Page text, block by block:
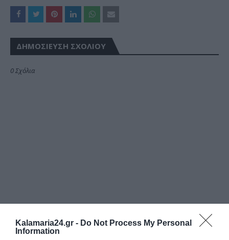
Kalamaria24.gr - Do Not Process My Personal
Information
ΔΗΜΟΣΊΕΥΣΗ ΣΧΟΛΊΟΥ
0 Σχόλια